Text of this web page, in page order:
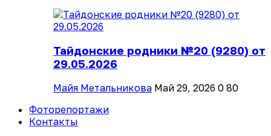
Тайдонские родники №20 (9280) от
29.05.2026
Майя Метальникова Май 29, 2026 0 80
Фоторепортажи
Контакты